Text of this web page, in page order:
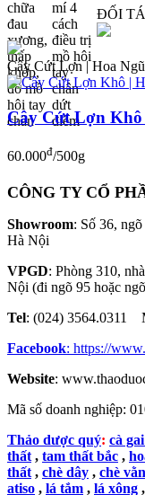
ĐỐI
Cây Cứt Lợn | Hoa
Cây Cứt Lợn Khô
60.000đ/500g
CÔNG TY CỔ
Showroom: Số 36,
Hà Nội
VPGD: Phòng 310,
Nội (đi ngõ 95 hoặc
Tel: (024) 3564.0311
Facebook: https://
Website:
Mã số doanh nghiệp:
Thảo dược quý: cà
thất , tam thất bắc ,
thất , chè dây , chè
atiso , lá tắm , lá xông ,